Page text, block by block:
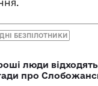
БЕЗПІЛОТНИКИ
люди відходять
про